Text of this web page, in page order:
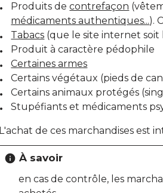
Produits decontrefaçon
médicaments authentiques...).
Tabacs (que le site internet soit
Produit à caractère pédophile
Certaines armes
Certains végétaux (pieds de
Certains animaux protégés
Stupéfiants et médicaments
L'achat de ces marchandises est
info À savoir
en cas de contrôle, les